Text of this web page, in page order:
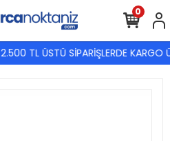
2.500 TL ÜSTÜ SİPARİŞLERDE KARGO
0